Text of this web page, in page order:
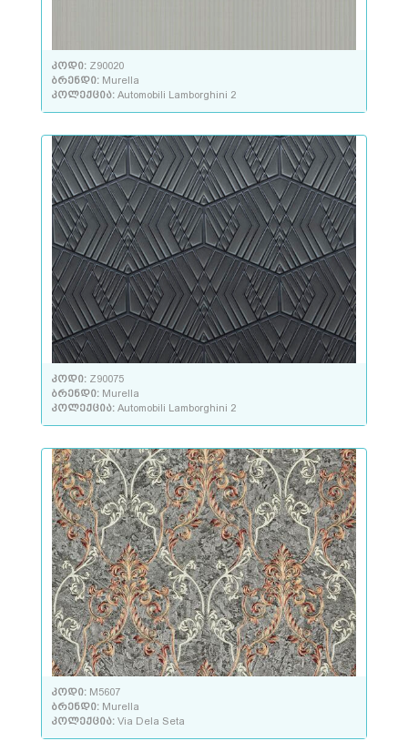
კოდი: Z90020
ბრენდი: Murella
კოლექცია: Automobili Lamborghini 2
კოდი: Z90075
ბრენდი: Murella
კოლექცია: Automobili Lamborghini 2
კოდი: M5607
ბრენდი: Murella
კოლექცია: Via Dela Seta